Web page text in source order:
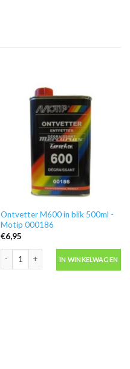
Ontvetter M600 in blik 500ml -
Motip 000186
€6,95
IN WINKELWAGEN